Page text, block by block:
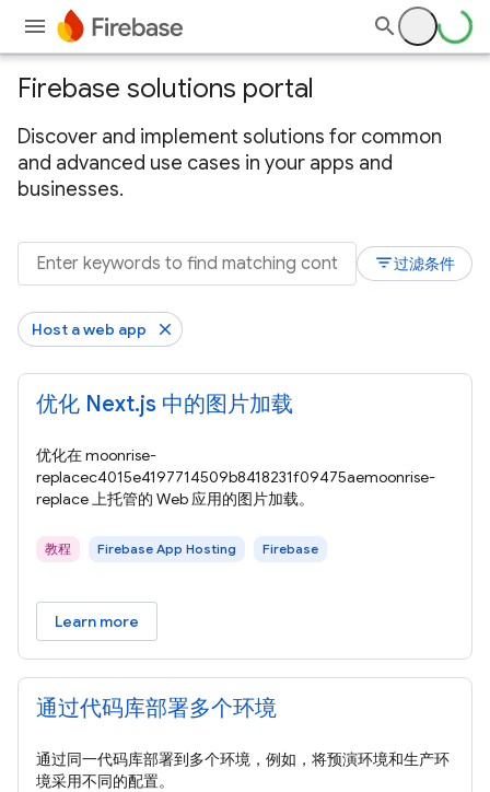
Firebase solutions portal
Discover and implement solutions for common
and advanced use cases in your apps and
businesses.
filter_list过滤条件
Host a web app
优化 Next.js 中的图片加载
优化在 moonrise-
replacec4015e4197714509b8418231f09475aemoonrise-
replace 上托管的 Web 应用的图片加载。
教程 Firebase App Hosting Firebase
Learn more
通过代码库部署多个环境
通过同一代码库部署到多个环境，例如，将预演环境和生产环
境采用不同的配置。